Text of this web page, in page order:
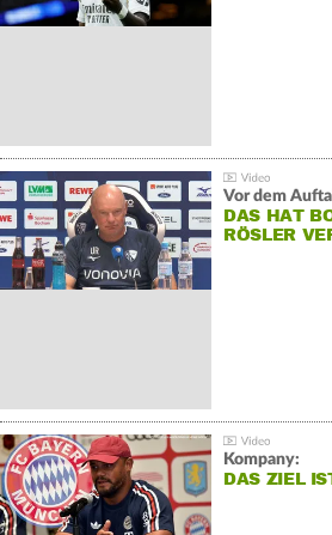
Vor dem
DAS HAT
RÖSLER
Kompany:
DAS ZIEL